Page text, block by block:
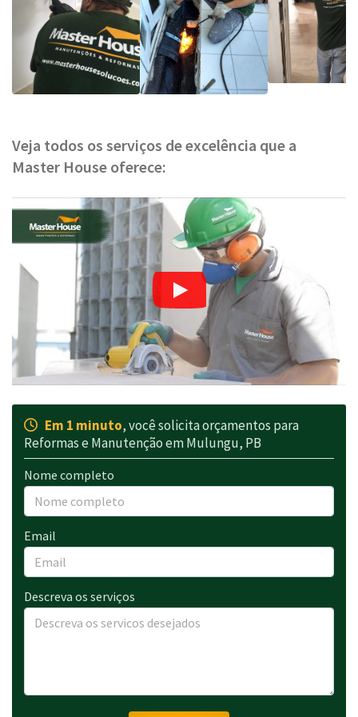
Veja todos os serviços de excelência que a
Master House oferece:
Em 1 minuto, você solicita orçamentos para
Reformas e Manutenção em Mulungu, PB
Nome completo
Email
Descreva os serviços